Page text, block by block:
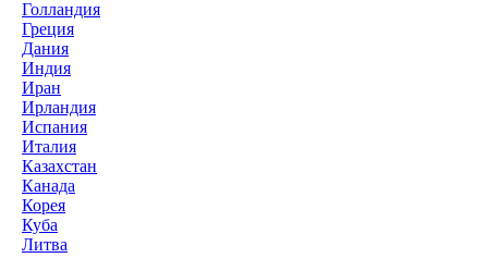
Голландия
Греция
Дания
Индия
Иран
Ирландия
Испания
Италия
Казахстан
Канада
Корея
Куба
Литва